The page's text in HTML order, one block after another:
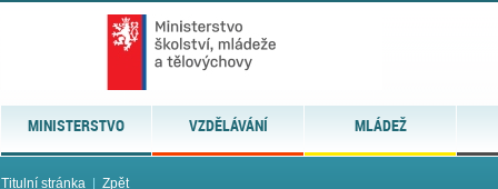
MINISTERSTVO VZDĚLÁVÁNÍ MLÁDEŽ
Titulní stránka| Zpět